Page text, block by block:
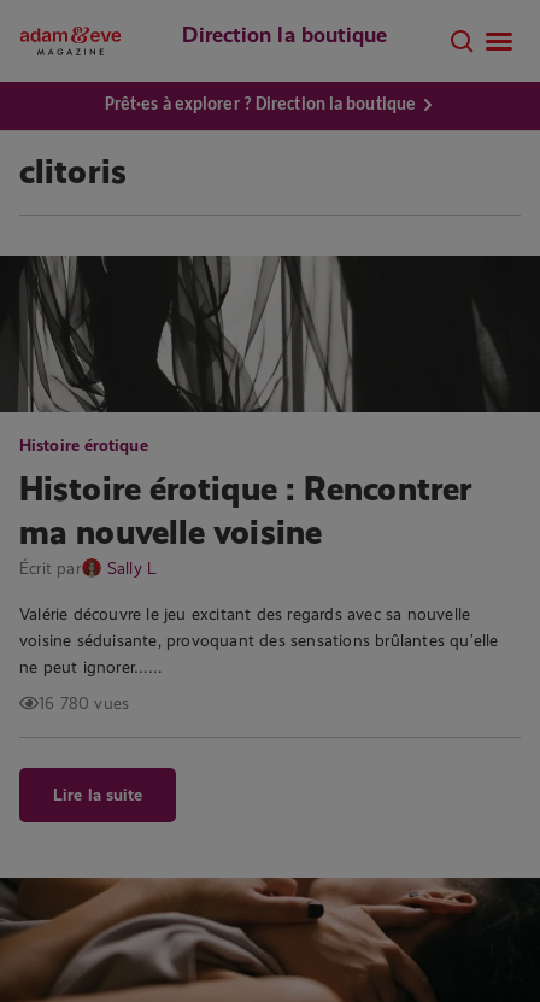
Direction la boutique
Prêt·es à explorer ? Direction la boutique
clitoris
Histoire érotique
Histoire érotique : Rencontrer
ma nouvelle voisine
Écrit par Sally L
Valérie découvre le jeu excitant des regards avec sa nouvelle
voisine séduisante, provoquant des sensations brûlantes qu’elle
ne peut ignorer……
16 780 vues
Lire la suite